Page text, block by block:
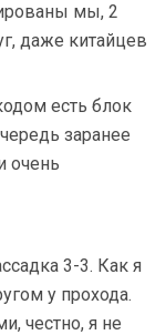
мы, 2
даже китайцев
есть блок
заранее
очень
3-3. Как я
у прохода.
честно, я не